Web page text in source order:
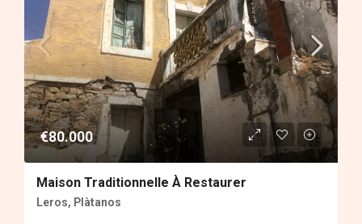
€80.000
Maison Traditionnelle À Restaurer
Leros, Plàtanos